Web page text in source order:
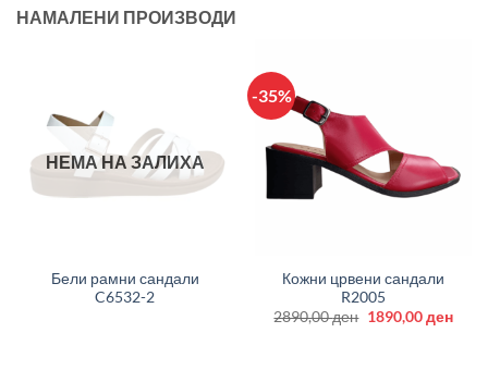
НАМАЛЕНИ ПРОИЗВОДИ
НЕМА НА ЗАЛИХА
Бели рамни сандали
C6532-2
-35%
Кожни црвени сандали
R2005
2890,00ден Original
1890,00ден